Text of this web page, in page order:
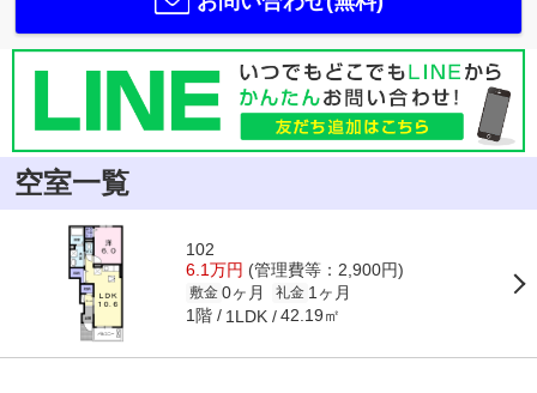
空室一覧
102
6.1万円 (管理費等：2,900円)
敷金 0ヶ月 礼金 1ヶ月
1階 1LDK 42.19㎡